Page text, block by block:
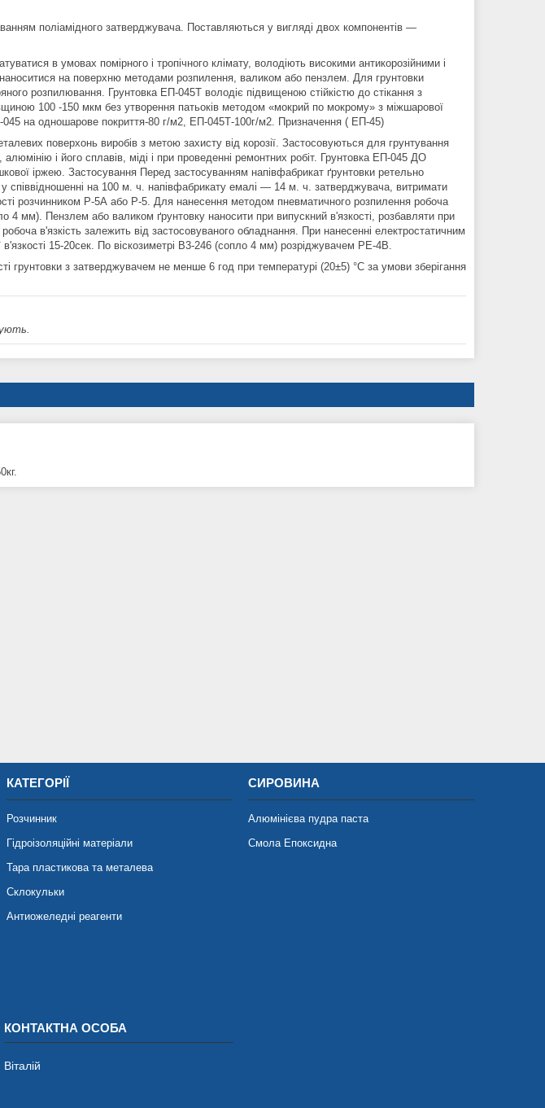
поліамідного затверджувача. Поставляються у вигляді двох компонентів —
в умовах помірного і тропічного клімату, володіють високими антикорозійними і
на поверхню методами розпилення, валиком або пензлем. Для грунтовки
розпилювання. Грунтовка ЕП-045Т володіє підвищеною стійкістю до стікання з
100 -150 мкм без утворення патьоків методом «мокрий по мокрому» з міжшарової
на одношарове покриття-80 г/м2, ЕП-045Т-100г/м2. Призначення ( ЕП-45)
поверхонь виробів з метою захисту від корозії. Застосовуються для грунтування
алюмінію і його сплавів, міді і при проведенні ремонтних робіт. Грунтовка ЕП-045 ДО
іржею. Застосування Перед застосуванням напівфабрикат ґрунтовки ретельно
співвідношенні на 100 м. ч. напівфабрикату емалі — 14 м. ч. затверджувача, витримати
розчинником Р-5А або Р-5. Для нанесення методом пневматичного розпилення робоча
4 мм). Пензлем або валиком ґрунтовку наносити при випускний в'язкості, розбавляти при
в'язкість залежить від застосовуваного обладнання. При нанесенні електростатичним
15-20сек. По віскозиметрі В3-246 (сопло 4 мм) розріджувачем РЕ-4В.
грунтовки з затверджувачем не менше 6 год при температурі (20±5) °С за умови зберігання
КАТЕГОРІЇ
Розчинник
Гідроізоляційні матеріали
Тара пластикова та металева
Склокульки
Антиожеледні реагенти
СИРОВИНА
Алюмінієва пудра паста
Смола Епоксидна
Віталій